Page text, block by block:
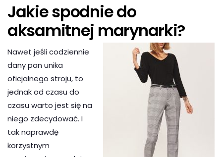
Jakie spodnie do
aksamitnej marynarki?
Nawet jeśli codziennie
dany pan unika
oficjalnego stroju, to
jednak od czasu do
czasu warto jest się na
niego zdecydować. I
tak naprawdę
korzystnym